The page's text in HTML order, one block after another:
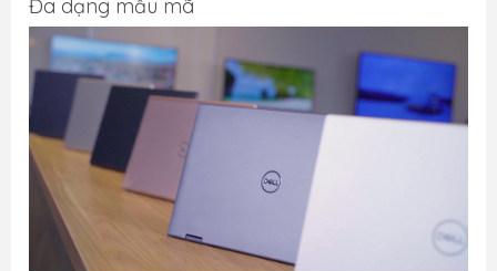
Đa dạng mẫu mã